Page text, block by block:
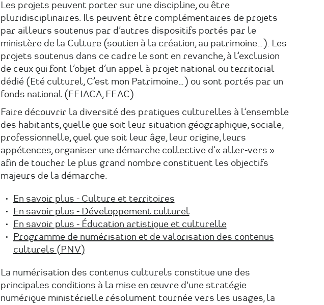
Les projets peuvent porter sur une discipline, ou être
pluridisciplinaires. Ils peuvent être complémentaires de projets
par ailleurs soutenus par d’autres dispositifs portés par le
ministère de la Culture (soutien à la création, au patrimoine…). Les
projets soutenus dans ce cadre le sont en revanche, à l’exclusion
de ceux qui font l’objet d’un appel à projet national ou territorial
dédié (Eté culturel, C’est mon Patrimoine…) ou sont portés par un
fonds national (FEIACA, FEAC).
Faire découvrir la diversité des pratiques culturelles à l’ensemble
des habitants, quelle que soit leur situation géographique, sociale,
professionnelle, quel que soit leur âge, leur origine, leurs
appétences, organiser une démarche collective d’« aller-vers »
afin de toucher le plus grand nombre constituent les objectifs
majeurs de la démarche.
En savoir plus - Culture et territoires
En savoir plus - Développement culturel
En savoir plus - Éducation artistique et culturelle
Programme de numérisation et de valorisation des contenus
culturels (PNV)
La numérisation des contenus culturels constitue une des
principales conditions à la mise en œuvre d'une stratégie
numérique ministérielle résolument tournée vers les usages, la